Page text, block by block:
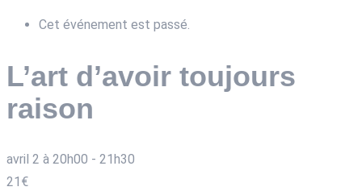
Cet événement est passé.
L’art d’avoir toujours
raison
avril 2 à 20h00 - 21h30
21€